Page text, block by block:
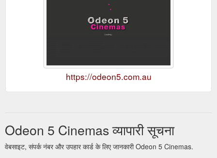
https://odeon5.com.au
Odeon 5 Cinemas व्यापारी सूचना
वेबसाइट, संपर्क नंबर और उपहार कार्ड के लिए जानकारी Odeon 5 Cinemas.